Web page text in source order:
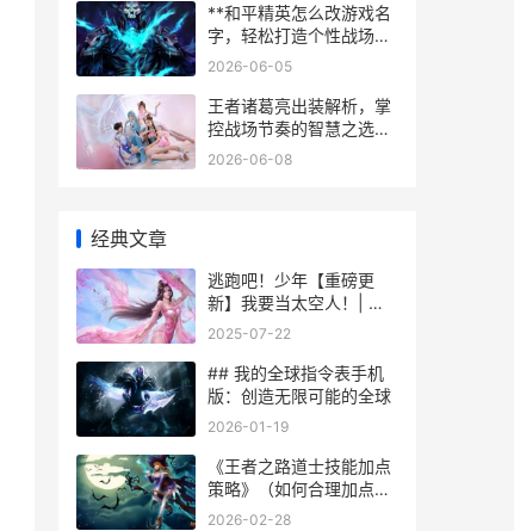
**和平精英怎么改游戏名
字，轻松打造个性战场标
识的完全指南，副标题，
深度解析**
2026-06-05
王者诸葛亮出装解析，掌
控战场节奏的智慧之选，
副标题，运筹帷幄决胜千
2026-06-08
经典文章
逃跑吧！少年【重磅更
新】我要当太空人！| 新
版本活动主题集合 逃跑吧
2025-07-22
## 我的全球指令表手机
版：创造无限可能的全球
2026-01-19
《王者之路道士技能加点
策略》（如何合理加点提
高道士战斗能力） 王者之
2026-02-28